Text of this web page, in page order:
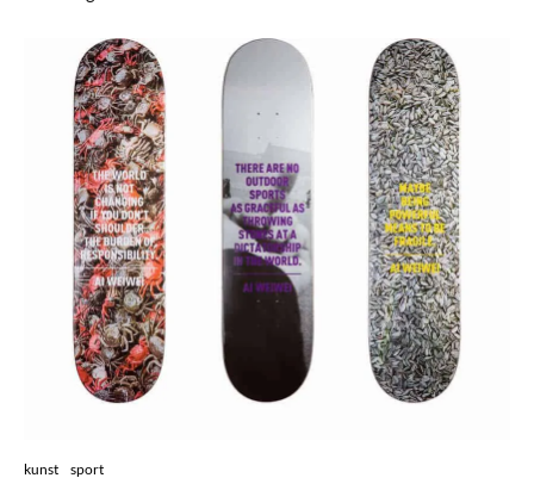
kunst sport